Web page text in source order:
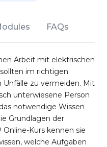
FAQs
Arbeit mit elektrischen
im richtigen
zu vermeiden. Mit
unterwiesene Person
notwendige Wissen
Grundlagen der
Kurs kennen sie
welche Aufgaben